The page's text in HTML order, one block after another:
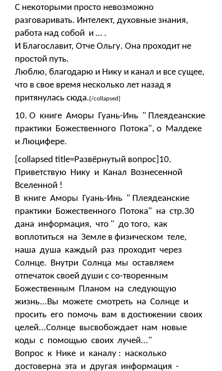
С некоторыми просто невозможно
разговаривать. Интелект, духовные знания,
работа над собой и … .
И Благославит, Отче Ольгу. Она проходит не
простой путь.
Люблю, благодарю и Нику и канал и все сущее,
что в свое время несколько лет назад я
притянулась сюда. [/collapsed]
10. О книге Аморы Гуань-Инь " Плеядеанские
практики Божественного Потока", о Малдеке
и Люцифере.
[collapsed title=Развёрнутый вопрос]10.
Приветствую Нику и Канал Вознесенной
Вселенной !
В книге Аморы Гуань-Инь " Плеядеанские
практики Божественного Потока" на стр.30
дана информация, что " до того, как
воплотиться на Земле в физическом теле,
наша душа каждый раз проходит через
Солнце. Внутри Солнца мы оставляем
отпечаток своей души с со-творенным
Божественным Планом на следующую
жизнь...Вы можете смотреть на Солнце и
просить его помочь вам в достижении своих
целей...Солнце высвобождает нам новые
коды с помощью своих лучей..."
Вопрос к Нике и каналу : насколько
достоверна эта и другая информация -